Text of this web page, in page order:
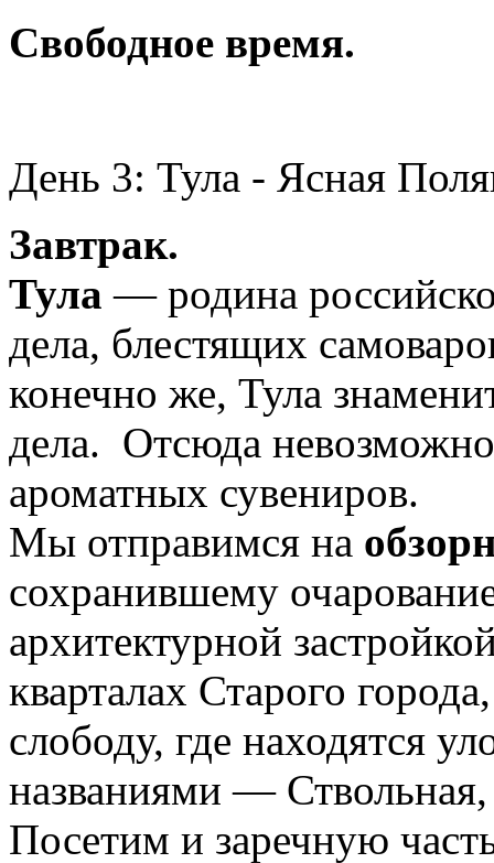
Свободное время.
День 3: Тула - Ясная
Завтрак.
Тула — родина
дела, блестящих
конечно же, Тула
дела. Отсюда
ароматных сувениров.
Мы отправимся на
сохранившему
архитектурной
кварталах Старого
слободу, где находятся
названиями —
Посетим и заречную